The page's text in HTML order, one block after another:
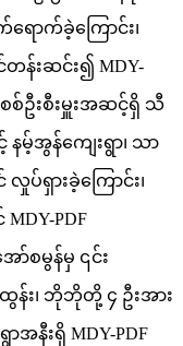
ောက်ခဲ့ကြောင်း၊
န်းဆင်း၍ MDY-
စ်ဦးစီးမှူးအဆင့်ရှိ သီ
နမ့်အွန်ကျေးရွာ၊ သာ
ပ်ရှားခဲ့ကြောင်း၊
PDF
ာ်စမွန်မှ ၎င်း
ထွန်း၊ ဘိုဘိုတို့ ၄ ဦးအား
နီးရှိ MDY-PDF